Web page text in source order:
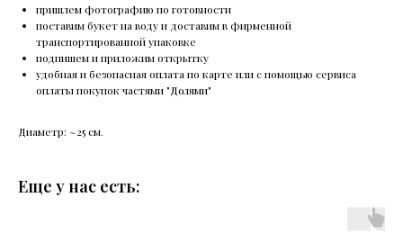
пришлем фотографию по готовности
поставим букет на воду и доставим в фирменной
транспортированной упаковке
подпишем и приложим открытку
удобная и безопасная оплата по карте или с помощью сервиса
оплаты покупок частями "Долями"
Диаметр: ~25 см.
Еще у нас есть: